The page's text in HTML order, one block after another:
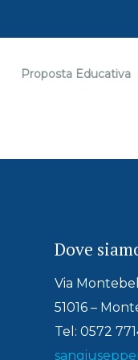
Proposta Educativa
Dove
Via
51016 –
Tel: 0572